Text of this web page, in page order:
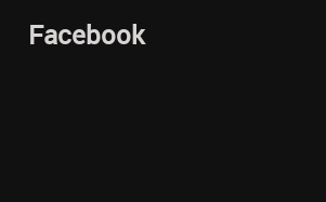
Facebook